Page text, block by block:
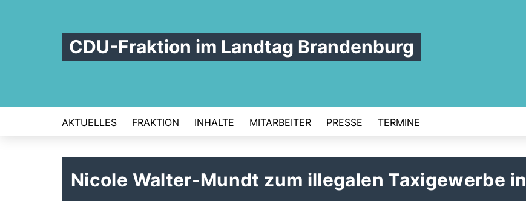
CDU-Fraktion im Landtag Brandenburg
AKTUELLES FRAKTION INHALTE MITARBEITER PRESSE TERMINE
Nicole Walter-Mundt zum illegalen Taxigewerbe in